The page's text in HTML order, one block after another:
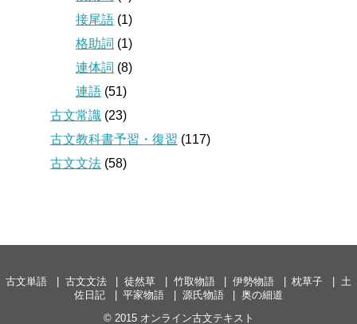
接尾語 (1)
格助詞 (1)
連体詞 (8)
連語 (51)
古文常識 (23)
古文教科書予習・復習 (117)
古文文法 (58)
古文単語 古文文法 徒然草 竹取物語 伊勢物語 枕草子
土
佐日記
平家物語 源氏物語
奥の細道
© 2015 オンライン古文テキスト